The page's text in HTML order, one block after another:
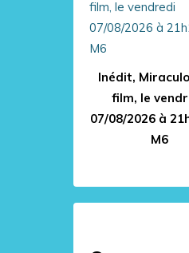
Inédit,
film, le
07/08/2026 à
M6